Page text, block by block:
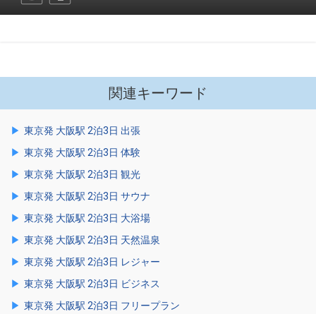
関連キーワード
東京発 大阪駅 2泊3日 出張
東京発 大阪駅 2泊3日 体験
東京発 大阪駅 2泊3日 観光
東京発 大阪駅 2泊3日 サウナ
東京発 大阪駅 2泊3日 大浴場
東京発 大阪駅 2泊3日 天然温泉
東京発 大阪駅 2泊3日 レジャー
東京発 大阪駅 2泊3日 ビジネス
東京発 大阪駅 2泊3日 フリープラン